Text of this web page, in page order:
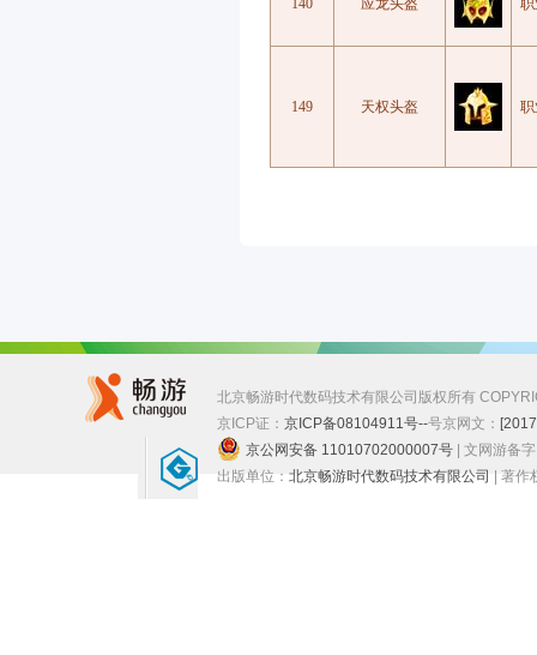
140 应龙头盔
149 天权头盔
北京畅游时代数码技术有限公司版权所有
京ICP证： 京ICP备08104911号--号京网文：
京公网安备 11010702000007号 | 文网游备
出版单位： 北京畅游时代数码技术有限公司 | 著作